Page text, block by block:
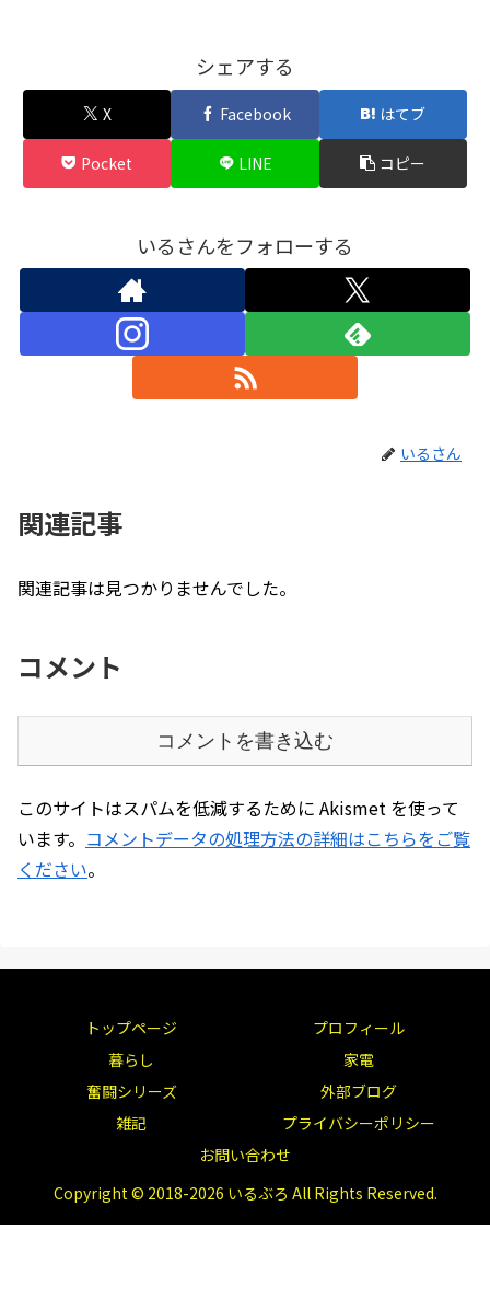
シェアする
X Facebook はてブ
Pocket LINE コピー
いるさんをフォローする
いるさん
関連記事
関連記事は見つかりませんでした。
コメント
コメントを書き込む
このサイトはスパムを低減するために Akismet を使って
います。 コメントデータの処理方法の詳細はこちらをご覧
ください。
トップページ
プロフィール
暮らし
家電
奮闘シリーズ
外部ブログ
雑記
プライバシーポリシー
お問い合わせ
Copyright © 2018-2026 いるぶろ All Rights Reserved.